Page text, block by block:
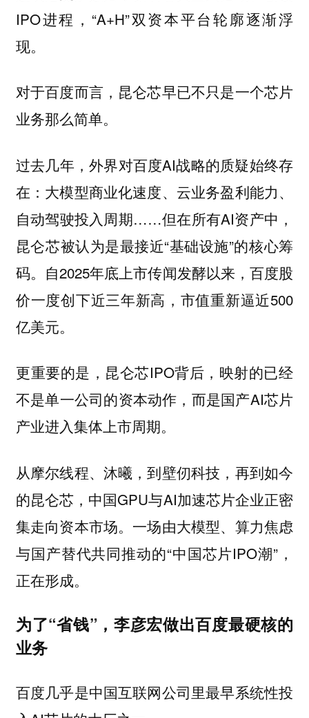
IPO进程，“A+H”双资本平台轮廓逐渐浮
现。
对于百度而言，昆仑芯早已不只是一个芯片
业务那么简单。
过去几年，外界对百度AI战略的质疑始终存
在：大模型商业化速度、云业务盈利能力、
自动驾驶投入周期……但在所有AI资产中，
昆仑芯被认为是最接近“基础设施”的核心筹
码。自2025年底上市传闻发酵以来，百度股
价一度创下近三年新高，市值重新逼近500
亿美元。
更重要的是，昆仑芯IPO背后，映射的已经
不是单一公司的资本动作，而是国产AI芯片
产业进入集体上市周期。
从摩尔线程、沐曦，到壁仞科技，再到如今
的昆仑芯，中国GPU与AI加速芯片企业正密
集走向资本市场。一场由大模型、算力焦虑
与国产替代共同推动的“中国芯片IPO潮”，
正在形成。
为了“省钱”，李彦宏做出百度最硬核的
业务
百度几乎是中国互联网公司里最早系统性投